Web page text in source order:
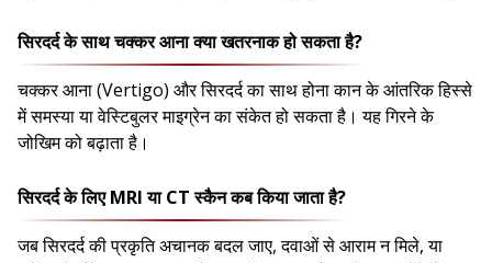
सिरदर्द के साथ चक्कर आना क्या खतरनाक हो सकता है?
चक्कर आना (Vertigo) और सिरदर्द का साथ होना कान के आंतरिक हिस्से
में समस्या या वेस्टिबुलर माइग्रेन का संकेत हो सकता है। यह गिरने के
जोखिम को बढ़ाता है।
सिरदर्द के लिए MRI या CT स्कैन कब किया जाता है?
जब सिरदर्द की प्रकृति अचानक बदल जाए, दवाओं से आराम न मिले, या